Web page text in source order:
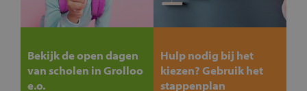
Bekijk de open dagen
van scholen in Grolloo
e.o.
Hulp nodig bij het
kiezen? Gebruik het
stappenplan